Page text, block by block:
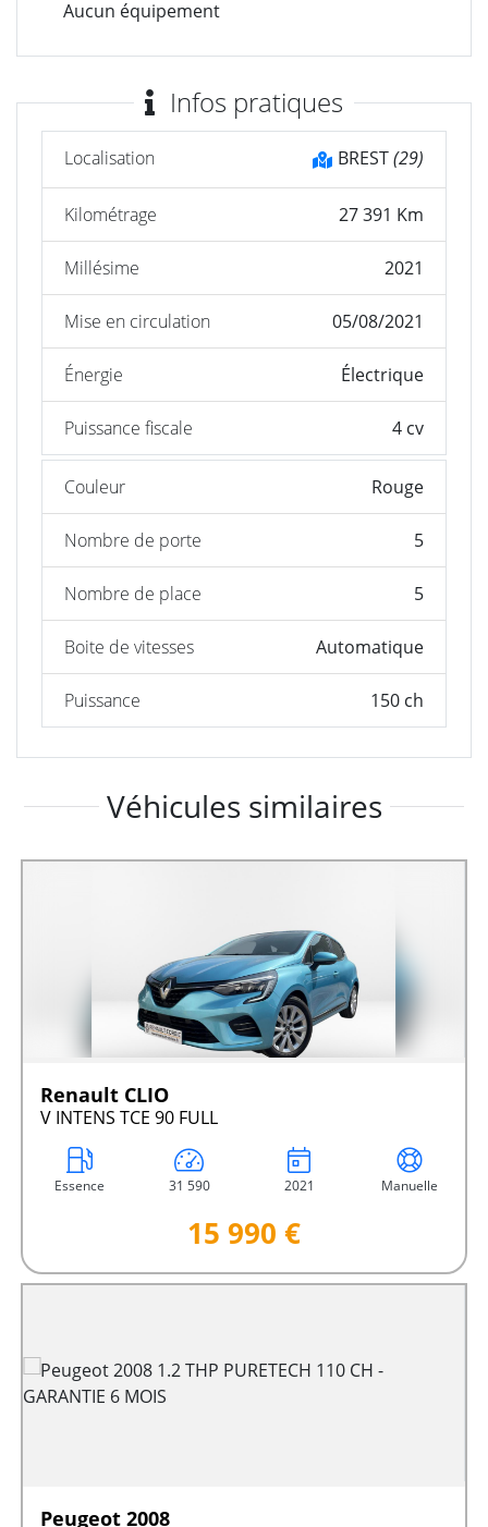
Aucun équipement
Infos pratiques
Localisation BREST(29)
Kilométrage 27 391 Km
Millésime 2021
Mise en circulation 05/08/2021
Énergie Électrique
Puissance fiscale 4 cv
Couleur Rouge
Nombre de porte 5
Nombre de place 5
Boite de vitesses Automatique
Puissance 150 ch
Véhicules similaires
Renault CLIO
V INTENS TCE 90 FULL
Essence 31 590 2021 Manuelle
15 990 €
Peugeot 2008